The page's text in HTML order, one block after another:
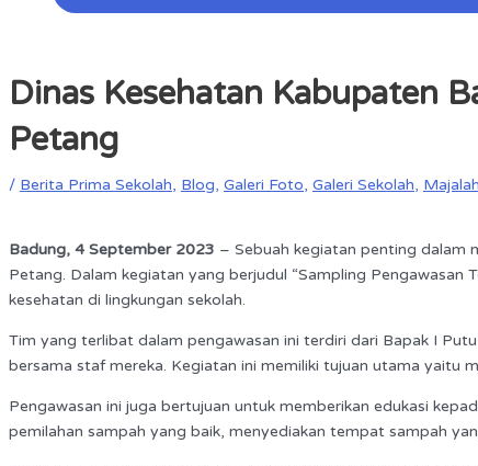
Dinas Kesehatan Kabupaten
Petang
/ Berita Prima Sekolah, Blog, Galeri Foto, Galeri Sekolah,
Badung, 4 September 2023 – Sebuah kegiatan penting dalam
Petang. Dalam kegiatan yang berjudul “Sampling
kesehatan di lingkungan sekolah.
Tim yang terlibat dalam pengawasan ini terdiri dari Bapak I
bersama staf mereka. Kegiatan ini memiliki tujuan utama yaitu
Pengawasan ini juga bertujuan untuk memberikan edukasi
pemilahan sampah yang baik, menyediakan tempat sampah